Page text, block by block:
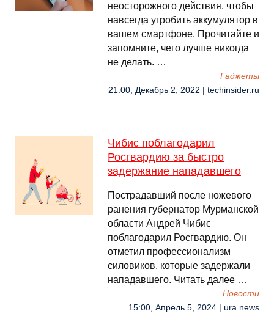
неосторожного действия, чтобы
навсегда угробить аккумулятор в
вашем смартфоне. Прочитайте и
запомните, чего лучше никогда
не делать. …
Гаджеты
21:00, Декабрь 2, 2022 | techinsider.ru
Чибис поблагодарил
Росгвардию за быстро
задержание нападавшего
Пострадавший после ножевого
ранения губернатор Мурманской
области Андрей Чибис
поблагодарил Росгвардию. Он
отметил профессионализм
силовиков, которые задержали
нападавшего. Читать далее …
Новости
15:00, Апрель 5, 2024 | ura.news